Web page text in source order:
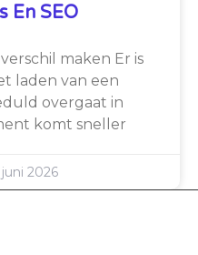
En SEO
maken Er is
laden van een
overgaat in
komt sneller
2026